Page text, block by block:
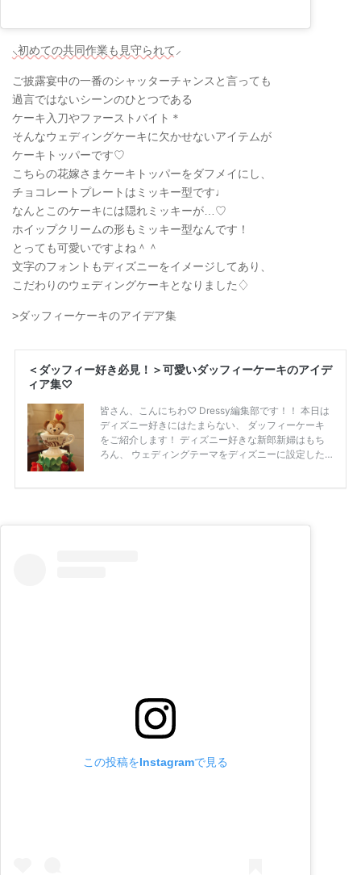
⸜初めての共同作業も見守られて⸝
ご披露宴中の一番のシャッターチャンスと言っても
過言ではないシーンのひとつである
ケーキ入刀やファーストバイト＊
そんなウェディングケーキに欠かせないアイテムが
ケーキトッパーです♡
こちらの花嫁さまケーキトッパーをダフメイにし、
チョコレートプレートはミッキー型です♩
なんとこのケーキには隠れミッキーが…♡
ホイップクリームの形もミッキー型なんです！
とっても可愛いですよね＾＾
文字のフォントもディズニーをイメージしてあり、
こだわりのウェディングケーキとなりました♢
>ダッフィーケーキのアイデア集
この投稿をInstagramで見る